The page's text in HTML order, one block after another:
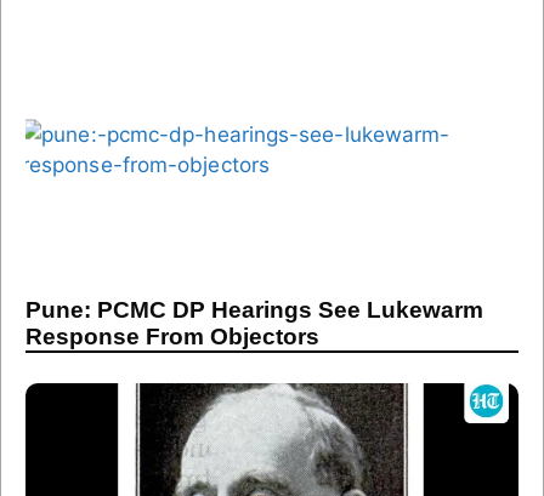
Pune: PCMC DP Hearings See Lukewarm
Response From Objectors